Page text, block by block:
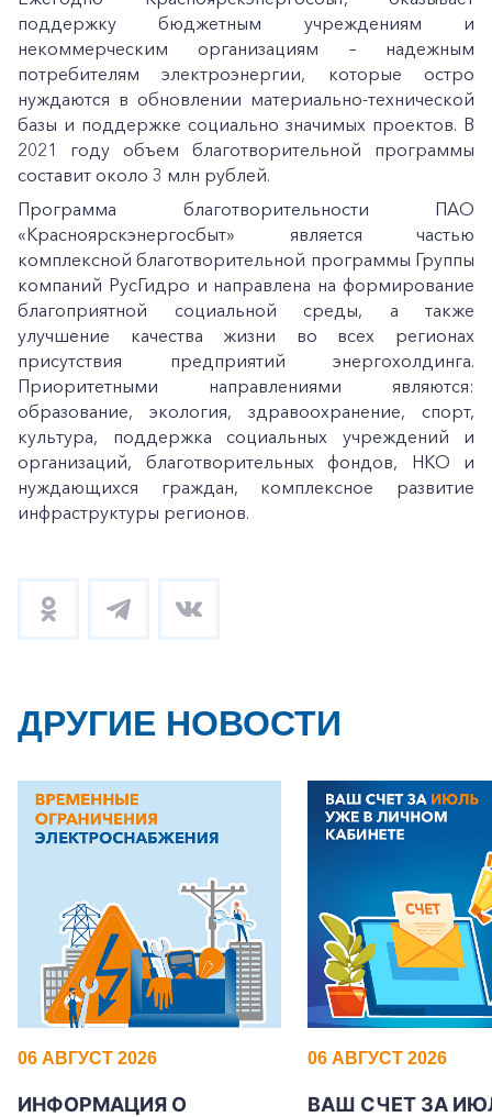
+7-800-700-24-57
Заказать обратный звонок
Частным клиентам
поддержку бюджетным учреждениям и
некоммерческим организациям – надежным
потребителям электроэнергии, которые остро
нуждаются в обновлении материально-технической
базы и поддержке социально значимых проектов. В
2021 году объем благотворительной программы
составит около 3 млн рублей.
Программа благотворительности ПАО
«Красноярскэнергосбыт» является частью
комплексной благотворительной программы Группы
компаний РусГидро и направлена на формирование
благоприятной социальной среды, а также
улучшение качества жизни во всех регионах
присутствия предприятий энергохолдинга.
Приоритетными направлениями являются:
образование, экология, здравоохранение, спорт,
культура, поддержка социальных учреждений и
организаций, благотворительных фондов, НКО и
нуждающихся граждан, комплексное развитие
инфраструктуры регионов.
ДРУГИЕ НОВОСТИ
06 АВГУСТ 2026
ИНФОРМАЦИЯ О
06 АВГУСТ 2026
ВАШ СЧЕТ ЗА